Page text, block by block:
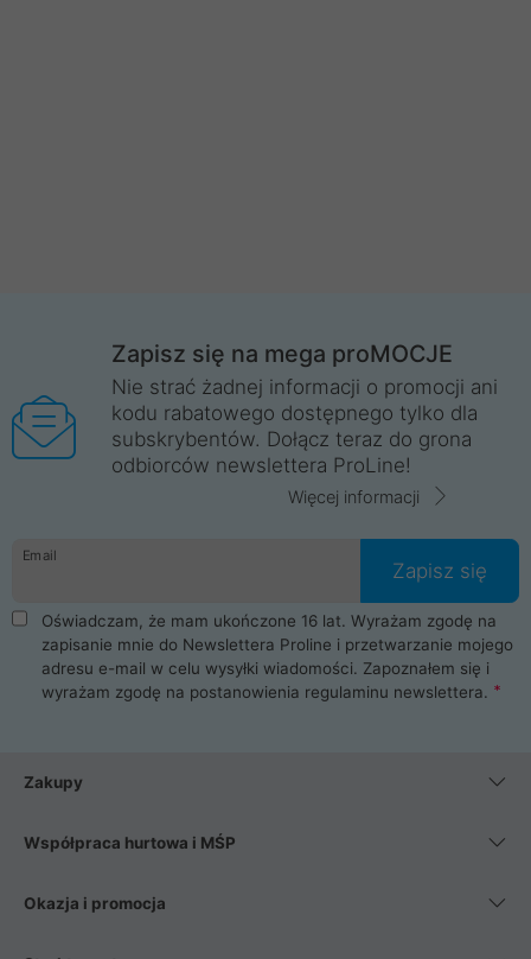
Zapisz się na mega proMOCJE
Nie strać żadnej informacji o promocji ani
kodu rabatowego dostępnego tylko dla
subskrybentów. Dołącz teraz do grona
odbiorców newslettera ProLine!
Więcej informacji
Email
Zapisz się
Oświadczam, że mam ukończone 16 lat. Wyrażam zgodę na
zapisanie mnie do Newslettera Proline i przetwarzanie mojego
adresu e-mail w celu wysyłki wiadomości. Zapoznałem się i
wyrażam zgodę na postanowienia regulaminu newslettera.
Zakupy
Współpraca hurtowa i MŚP
Okazja i promocja